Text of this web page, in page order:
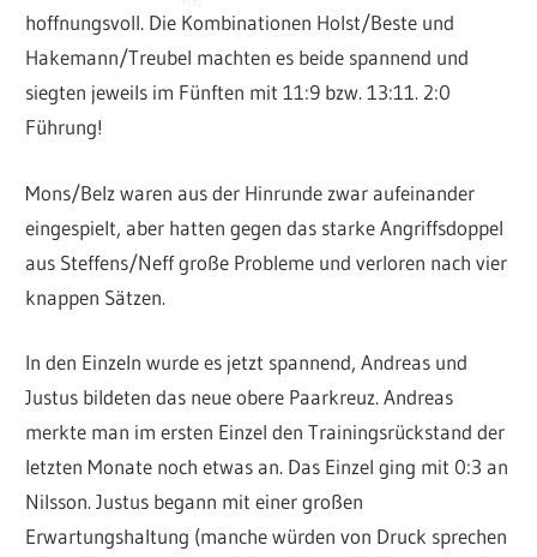
hoffnungsvoll. Die Kombinationen Holst/Beste und
Hakemann/Treubel machten es beide spannend und
siegten jeweils im Fünften mit 11:9 bzw. 13:11. 2:0
Führung!
Mons/Belz waren aus der Hinrunde zwar aufeinander
eingespielt, aber hatten gegen das starke Angriffsdoppel
aus Steffens/Neff große Probleme und verloren nach vier
knappen Sätzen.
In den Einzeln wurde es jetzt spannend, Andreas und
Justus bildeten das neue obere Paarkreuz. Andreas
merkte man im ersten Einzel den Trainingsrückstand der
letzten Monate noch etwas an. Das Einzel ging mit 0:3 an
Nilsson. Justus begann mit einer großen
Erwartungshaltung (manche würden von Druck sprechen